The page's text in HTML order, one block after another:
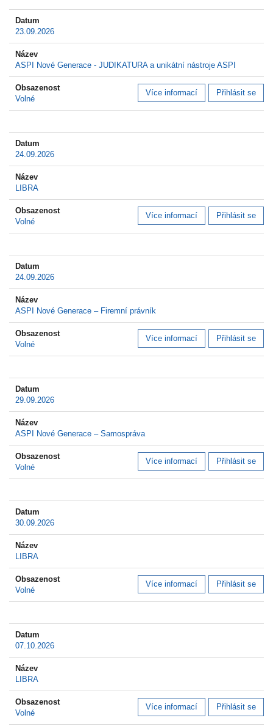
23.09.2026
ASPI Nové Generace - JUDIKATURA a unikátní nástroje ASPI
Volné
Více informací Přihlásit se
24.09.2026
LIBRA
Volné
Více informací Přihlásit se
24.09.2026
ASPI Nové Generace – Firemní právník
Volné
Více informací Přihlásit se
29.09.2026
ASPI Nové Generace – Samospráva
Volné
Více informací Přihlásit se
30.09.2026
LIBRA
Volné
Více informací Přihlásit se
07.10.2026
LIBRA
Volné
Více informací Přihlásit se